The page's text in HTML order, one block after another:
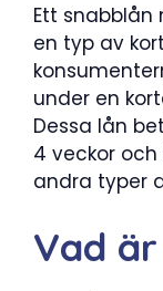
Ett snabblån
en typ av
under en
Dessa lån
4 veckor
andra typer
Vad